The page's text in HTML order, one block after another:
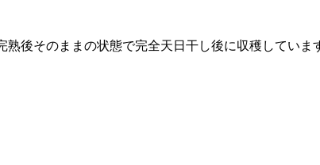
後そのままの状態で完全天日干し後に収穫していま